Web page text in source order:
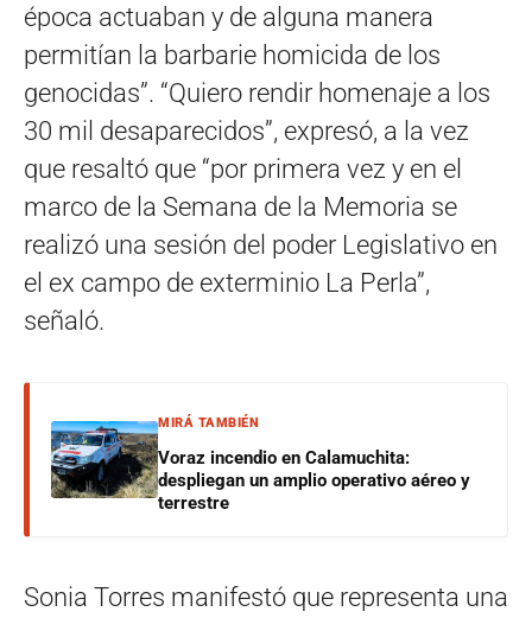
época actuaban y de alguna manera
permitían la barbarie homicida de los
genocidas”. “Quiero rendir homenaje a los
30 mil desaparecidos”, expresó, a la vez
que resaltó que “por primera vez y en el
marco de la Semana de la Memoria se
realizó una sesión del poder Legislativo en
el ex campo de exterminio La Perla”,
señaló.
MIRÁ TAMBIÉN
Voraz incendio en Calamuchita:
despliegan un amplio operativo aéreo y
terrestre
Sonia Torres manifestó que representa una